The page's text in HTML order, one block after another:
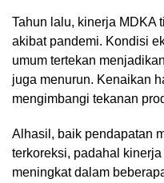
Tahun lalu, kinerja MDKA
akibat pandemi. Kondisi
umum tertekan
juga menurun. Kenaikan
mengimbangi tekanan
Alhasil, baik pendapatan
terkoreksi, padahal
meningkat dalam